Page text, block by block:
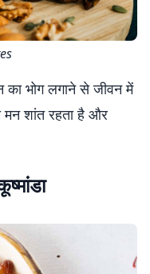
का भोग लगाने से जीवन में
मन शांत रहता है और